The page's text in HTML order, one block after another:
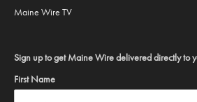
Maine Wire TV
Sign up to get Maine Wire delivered directly to
First Name